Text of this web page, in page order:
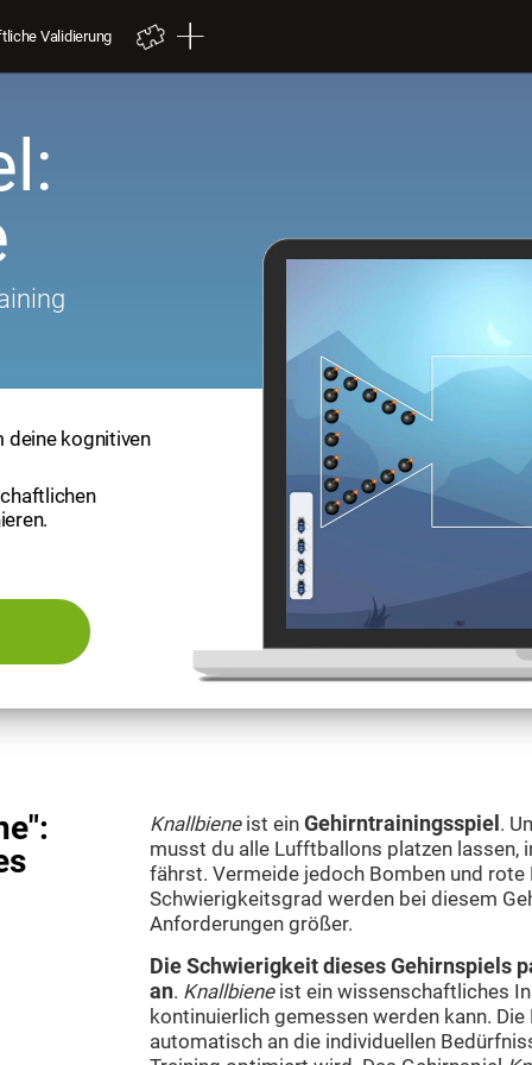
Validierung
deine kognitiven
Knallbieneist ein Gehirntrainingsspiel .
musst du alle Lufftballons platzen lassen,
fährst. Vermeide jedoch Bomben und
Schwierigkeitsgrad werden bei diesem
Anforderungen größer.
Die Schwierigkeit dieses Gehirnspiels
an. Knallbieneist ein wissenschaftliches
kontinuierlich gemessen werden kann.
automatisch an die individuellen